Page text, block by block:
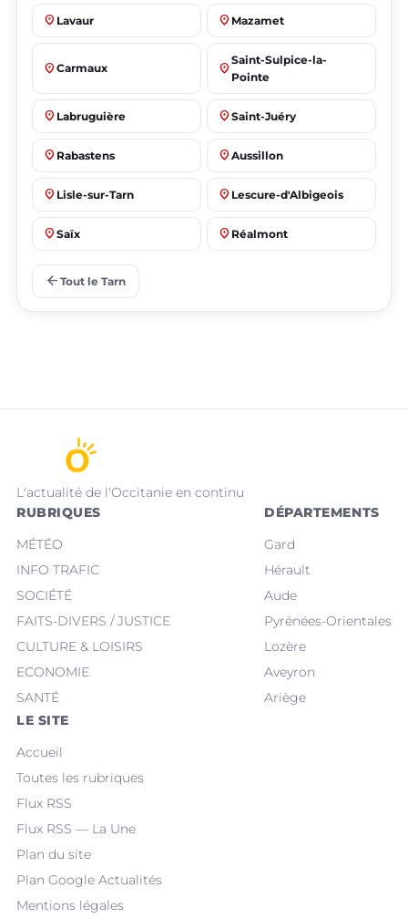
place Lavaur place Mazamet
place Carmaux place
Saint-Sulpice-la-
Pointe
place Labruguière place Saint-Juéry
place Rabastens place Aussillon
place Lisle-sur-Tarn place Lescure-d'Albigeois
place Saïx place Réalmont
place
arrow_back Tout le Tarn
L'actualité de l'Occitanie en continu
RUBRIQUES
MÉTÉO
INFO TRAFIC
SOCIÉTÉ
FAITS-DIVERS / JUSTICE
CULTURE & LOISIRS
ECONOMIE
SANTÉ
DÉPARTEMENTS
Gard
Hérault
Aude
Pyrénées-Orientales
Lozère
Aveyron
Ariège
LE SITE
Accueil
Toutes les rubriques
Flux RSS
Flux RSS — La Une
Plan du site
Plan Google Actualités
Mentions légales